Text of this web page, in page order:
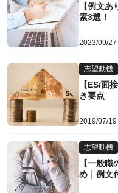
【例文
素3選！
2023/09/27
志望動機
【ES/面
き要点
2019/07/19
志望動機
【一般
め｜例文